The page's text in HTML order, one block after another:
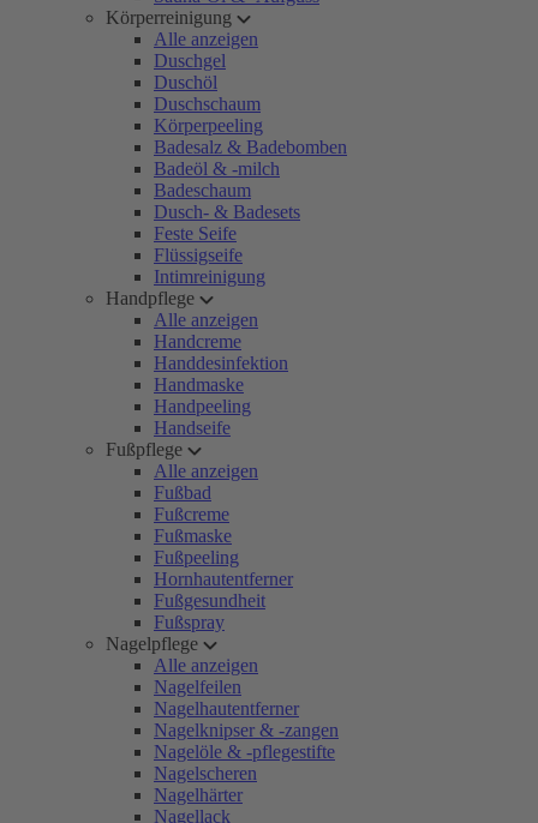
Körperreinigung
Alle anzeigen
Duschgel
Duschöl
Duschschaum
Körperpeeling
Badesalz & Badebomben
Badeöl & -milch
Badeschaum
Dusch- & Badesets
Feste Seife
Flüssigseife
Intimreinigung
Handpflege
Alle anzeigen
Handcreme
Handdesinfektion
Handmaske
Handpeeling
Handseife
Fußpflege
Alle anzeigen
Fußbad
Fußcreme
Fußmaske
Fußpeeling
Hornhautentferner
Fußgesundheit
Fußspray
Nagelpflege
Alle anzeigen
Nagelfeilen
Nagelhautentferner
Nagelknipser & -zangen
Nagelöle & -pflegestifte
Nagelscheren
Nagelhärter
Nagellack